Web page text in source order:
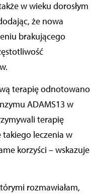
w wieku dorosłym
że nowa
brakującego
terapię odnotowano
ADAMS13 w
terapię
leczenia w
korzyści – wskazuje
rozmawiałam,